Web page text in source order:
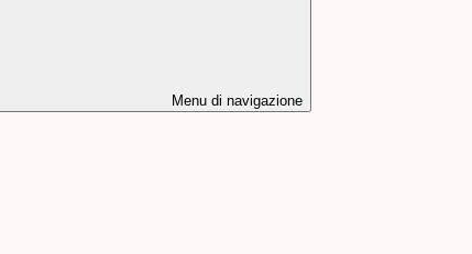
Menu di navigazione